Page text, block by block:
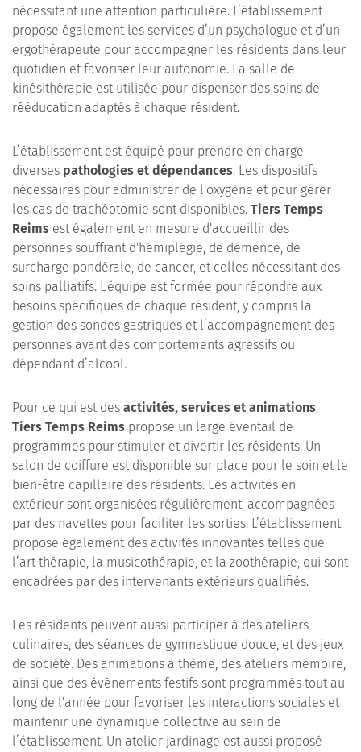
nécessitant une attention particulière. L’établissement
propose également les services d’un psychologue et d’un
ergothérapeute pour accompagner les résidents dans leur
quotidien et favoriser leur autonomie. La salle de
kinésithérapie est utilisée pour dispenser des soins de
rééducation adaptés à chaque résident.
L’établissement est équipé pour prendre en charge
diverses pathologies et dépendances. Les dispositifs
nécessaires pour administrer de l'oxygène et pour gérer
les cas de trachéotomie sont disponibles. Tiers Temps
Reims est également en mesure d'accueillir des
personnes souffrant d'hémiplégie, de démence, de
surcharge pondérale, de cancer, et celles nécessitant des
soins palliatifs. L'équipe est formée pour répondre aux
besoins spécifiques de chaque résident, y compris la
gestion des sondes gastriques et l’accompagnement des
personnes ayant des comportements agressifs ou
dépendant d’alcool.
Pour ce qui est des activités, services et animations,
Tiers Temps Reims propose un large éventail de
programmes pour stimuler et divertir les résidents. Un
salon de coiffure est disponible sur place pour le soin et le
bien-être capillaire des résidents. Les activités en
extérieur sont organisées régulièrement, accompagnées
par des navettes pour faciliter les sorties. L’établissement
propose également des activités innovantes telles que
l’art thérapie, la musicothérapie, et la zoothérapie, qui sont
encadrées par des intervenants extérieurs qualifiés.
Les résidents peuvent aussi participer à des ateliers
culinaires, des séances de gymnastique douce, et des jeux
de société. Des animations à thème, des ateliers mémoire,
ainsi que des évènements festifs sont programmés tout au
long de l'année pour favoriser les interactions sociales et
maintenir une dynamique collective au sein de
l’établissement. Un atelier jardinage est aussi proposé